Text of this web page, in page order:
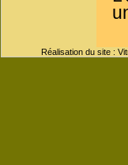
Réalisation du site :